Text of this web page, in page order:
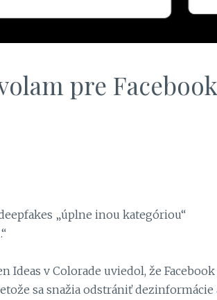
pre Facebook
„úplne inou kategóriou“
Ideas v Colorade uviedol, že
sa snažia odstrániť dezinformácie